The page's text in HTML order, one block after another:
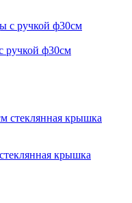
ручкой ф30см
крышка